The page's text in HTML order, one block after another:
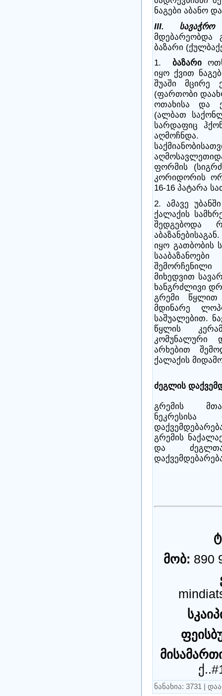
ნაგები აბანო
III.
მდებარეობდა
ბაზარი
1.ბაზარი
იყო ქვით
შუაში მცირე
(ფართობი
ოთახისა და
(ალბათ
სარდაფიც
აღმოჩნდა.
ფორმის
კორიდორის
16-16 პატარა
2. ამავე
ქალაქის
შედგებოდა
იყო გათბობის
მიხედვით
ხანგრძლივი
გრემი წყლით
მდინარე
საშუალებით.
წყლის
კომუნალური
არხებით
ქალაქის
ძეგლის
გრემის
გრემის
და ძეგლთა
მობ: 890
სკაიპ
ნანახია: 3731 |